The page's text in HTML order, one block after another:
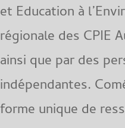
et Education à
régionale des CPIE
ainsi que par des
indépendantes.
forme unique de